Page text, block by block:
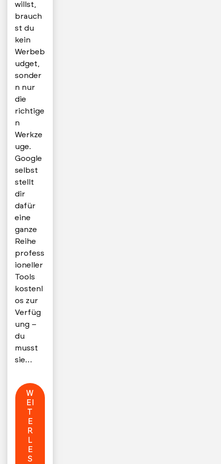
willst,
brauch
st du
kein
Werbeb
udget,
sonder
n nur
die
richtige
n
Werkze
uge.
Google
selbst
stellt
dir
dafür
eine
ganze
Reihe
profess
ioneller
Tools
kostenl
os zur
Verfüg
ung –
du
musst
sie…
W
EI
T
E
R
L
E
S